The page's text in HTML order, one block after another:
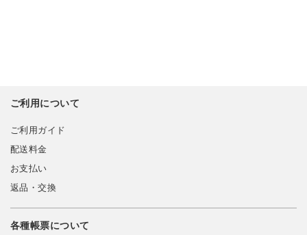
ご利用について
ご利用ガイド
配送料金
お支払い
返品・交換
各種帳票について